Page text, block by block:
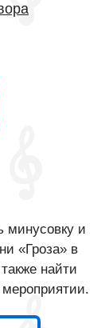
минусовку и
«Гроза» в
найти